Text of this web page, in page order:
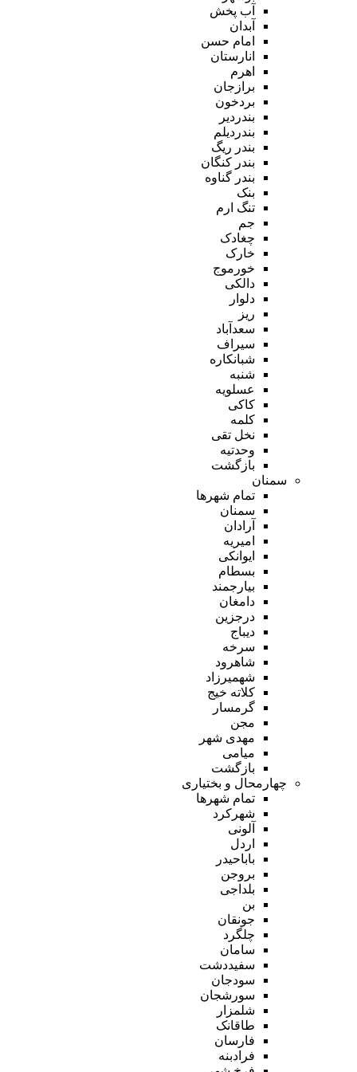
آب پخش
آبدان
امام حسن
انارستان
اهرم
برازجان
بردخون
بندردیر
بندردیلم
بندر ریگ
بندر کنگان
بندر گناوه
بنک
تنگ ارم
جم
چغادک
خارک
خورموج
دالکی
دلوار
ریز
سعدآباد
سیراف
شبانکاره
شنبه
عسلویه
کاکی
کلمه
نخل تقی
وحدتیه
بازگشت
سمنان
تمام شهر‌ها
سمنان
آرادان
امیریه
ایوانکی
بسطام
بیارجمند
دامغان
درجزین
دیباج
سرخه
شاهرود
شهمیرزاد
کلاته خیج
گرمسار
مجن
مهدی شهر
میامی
بازگشت
چهارمحال و بختیاری
تمام شهر‌ها
شهرکرد
آلونی
اردل
باباحیدر
بروجن
بلداجی
بن
جونقان
چلگرد
سامان
سفیددشت
سودجان
سورشجان
شلمزار
طاقانک
فارسان
فرادبنه